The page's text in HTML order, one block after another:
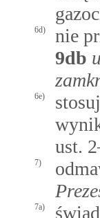
6d)
nie
9db
6e)
ust.
7)
7a)